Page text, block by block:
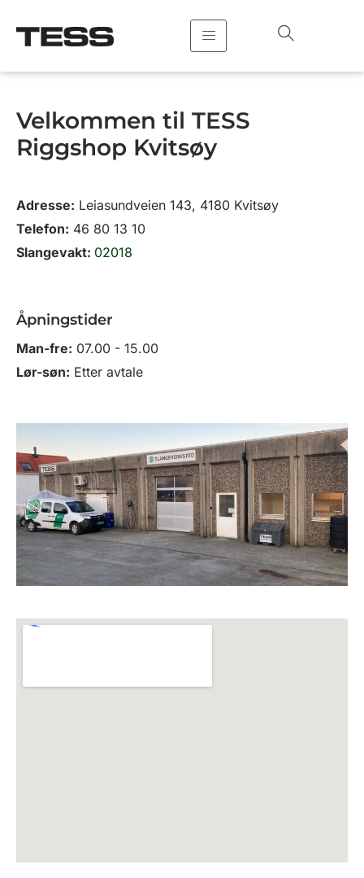
rett
Velkommen til TESS
Riggshop Kvitsøy
Adresse: Leiasundveien 143, 4180 Kvitsøy
Telefon: 46 80 13 10
Slangevakt: 02018
Åpningstider
Man-fre: 07.00 - 15.00
Lør-søn: Etter avtale